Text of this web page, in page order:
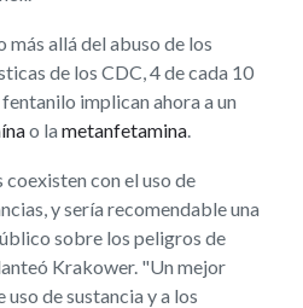
más allá del abuso de los
de los CDC, 4 de cada 10
implican ahora a un
o lametanfetamina
con el uso de
y sería recomendable una
sobre los peligros de
Krakower. "Un mejor
de sustancia y a los